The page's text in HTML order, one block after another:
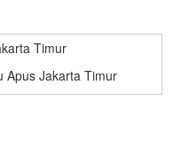
Apus Jakarta Timur